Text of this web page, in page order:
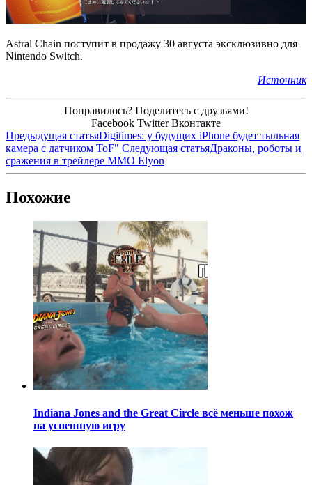
Astral Chain поступит в продажу 30 августа эксклюзивно для
Nintendo Switch.
Источник
Понравилось? Поделитесь с друзьями!
Facebook Twitter Вконтакте
Предыдущая статьяDigitimes: у будущих iPhone будет тыльная
камера с датчиком ToF" Следующая статьяДраконы, роботы и
сражения в трейлере MMO Elyon
Похожие
Indiana Jones and the Great Circle всё меньше похож
на успешную игру